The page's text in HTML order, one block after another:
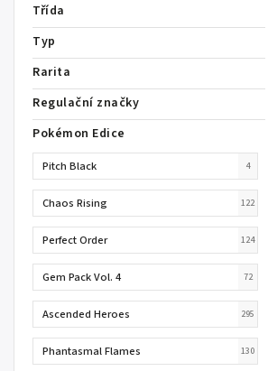
Třída
Typ
Rarita
Regulační značky
Pokémon Edice
Pitch Black 4
Chaos Rising 122
Perfect Order 124
Gem Pack Vol. 4 72
Ascended Heroes 295
Phantasmal Flames 130